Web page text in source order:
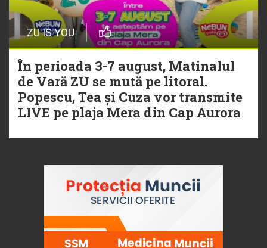
ZU IS YOU
În perioada 3-7 august, Matinalul
de Vară ZU se mută pe litoral.
Popescu, Tea și Cuza vor transmite
LIVE pe plaja Mera din Cap Aurora